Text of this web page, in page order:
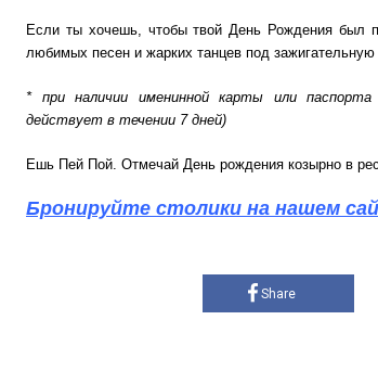
Если ты хочешь, чтобы твой День Рождения был
любимых песен и жарких танцев под
* при наличии именинной карты или паспорта
действует в течении 7 дней)
Ешь Пей Пой. Отмечай День рождения козырно в
Бронируйте столики на нашем
Share